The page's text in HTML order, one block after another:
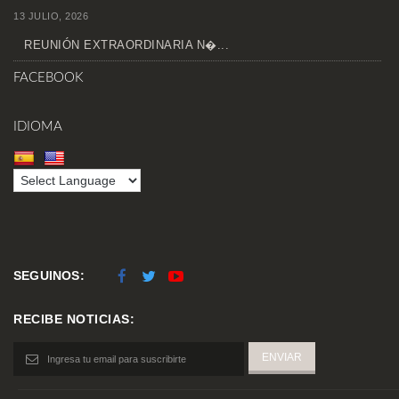
13 JULIO, 2026
REUNIÓN EXTRAORDINARIA N�...
FACEBOOK
IDIOMA
SEGUINOS:
RECIBE NOTICIAS: